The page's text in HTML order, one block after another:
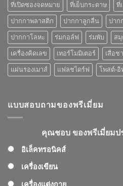
คุณ
เลือก
ที่เปิดซองจดหมาย ที่เย็บกระดาษ ที่
ปากกาพลาสติก ปากกาลูกลื่น ปาก
ปากกาโลหะ ร่มกอล์ฟ ร่มพับ ส
เครื่องคิดเลข เทอร์โมมิเตอร์ เสื่อช
แผ่นรองเมาส์ แฟลชไดร์ฟ โพสต์-อิ
แบบสอบถามของพรีเมี่ยม
คุณชอบ ของพรีเมี่ยมป
อิเล็คทรอนิคส์
เครื่องเขียน